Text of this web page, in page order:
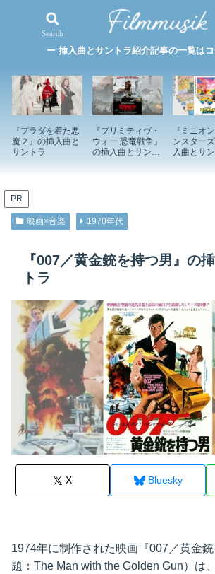
映画×音楽
ー 挿入曲とサントラ紹介記事の一覧は
『プラダを着た悪
魔２』の挿入曲と
サントラ
『プリミティヴ・
ウォー 恐竜戦争』
の挿入曲とサント
『ミニオ
ンスター
入曲とサ
PR
映画×音楽 1970年代
『007／黄金銃を持つ男』の
トラ
X Bluesky
1974年に制作された映画『007／黄金
題：The Man with the Golden Gun）は
Search